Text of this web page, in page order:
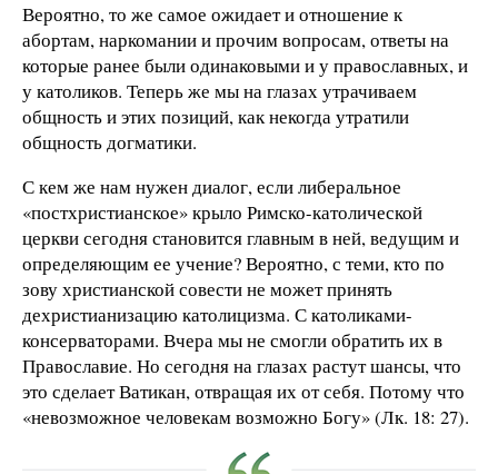
Вероятно, то же самое ожидает и отношение к
абортам, наркомании и прочим вопросам, ответы на
которые ранее были одинаковыми и у православных, и
у католиков. Теперь же мы на глазах утрачиваем
общность и этих позиций, как некогда утратили
общность догматики.
С кем же нам нужен диалог, если либеральное
«постхристианское» крыло Римско-католической
церкви сегодня становится главным в ней, ведущим и
определяющим ее учение? Вероятно, с теми, кто по
зову христианской совести не может принять
дехристианизацию католицизма. С католиками-
консерваторами. Вчера мы не смогли обратить их в
Православие. Но сегодня на глазах растут шансы, что
это сделает Ватикан, отвращая их от себя. Потому что
«невозможное человекам возможно Богу» (Лк. 18: 27).